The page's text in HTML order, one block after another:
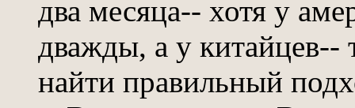
два месяца-- хотя у
дважды, а у
найти правильный